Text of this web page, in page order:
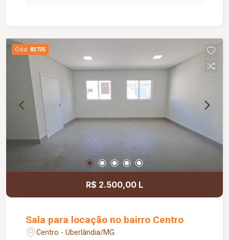
acessibilidade, sendo um masculino e um
feminino. Possui também acesso externo para
manutenção de ar-condicionado e demais
equipamentos, garantindo praticidade e
funcionalidade para o dia a dia empresarial.
Cód. 82735
R$ 2.500,00 L
Sala para locação no bairro Centro
Centro - Uberlândia/MG